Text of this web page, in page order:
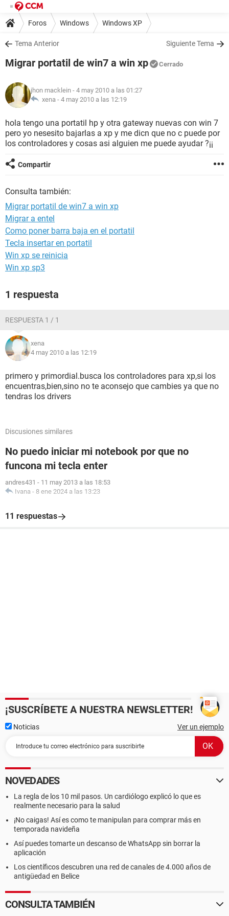
Foros Windows Windows XP
Tema Anterior Siguiente Tema
Migrar portatil de win7 a win xp Cerrado
jhon macklein - 4 may 2010 a las 01:27
xena - 4 may 2010 a las 12:19
hola tengo una portatil hp y otra gateway nuevas con win 7
pero yo nesesito bajarlas a xp y me dicn que no c puede por
los controladores y cosas asi alguien me puede ayudar ?¡¡
Compartir
Consulta también:
Migrar portatil de win7 a win xp
Migrar a entel
Como poner barra baja en el portatil
Tecla insertar en portatil
Win xp se reinicia
Win xp sp3
1 respuesta
RESPUESTA 1 / 1
xena
4 may 2010 a las 12:19
primero y primordial.busca los controladores para xp,si los
encuentras,bien,sino no te aconsejo que cambies ya que no
tendras los drivers
Discusiones similares
No puedo iniciar mi notebook por que no
funcona mi tecla enter
andres431 - 11 may 2013 a las 18:53
Ivana - 8 ene 2024 a las 13:23
11 respuestas
¡SUSCRÍBETE A NUESTRA NEWSLETTER!
Noticias Ver un ejemplo
NOVEDADES
La regla de los 10 mil pasos. Un cardiólogo explicó lo que es
realmente necesario para la salud
¡No caigas! Así es como te manipulan para comprar más en
temporada navideña
Así puedes tomarte un descanso de WhatsApp sin borrar la
aplicación
Los científicos descubren una red de canales de 4.000 años de
antigüedad en Belice
CONSULTA TAMBIÉN